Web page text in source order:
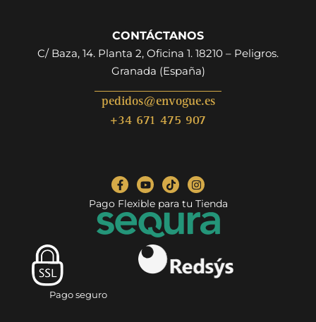
CONTÁCTANOS
C/ Baza, 14. Planta 2, Oficina 1. 18210 – Peligros.
Granada (España)
pedidos@envogue.es
+34 671 475 907
Pago Flexible para tu Tienda
Pago seguro